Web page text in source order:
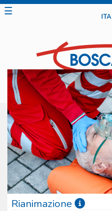
☰ ITA
Rianimazione